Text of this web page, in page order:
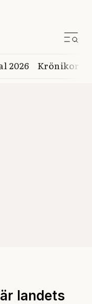
2026 Krönikor
landets